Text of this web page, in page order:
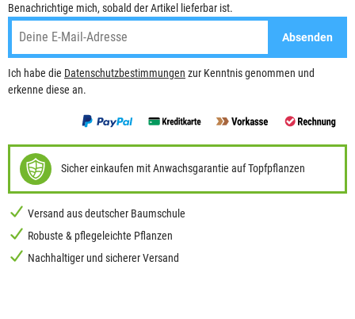
Benachrichtige mich, sobald der Artikel lieferbar ist.
Absenden
Ich habe die Datenschutzbestimmungen zur Kenntnis genommen und
erkenne diese an.
Sicher einkaufen mit Anwachsgarantie auf Topfpflanzen
Versand aus deutscher Baumschule
Robuste & pflegeleichte Pflanzen
Nachhaltiger und sicherer Versand